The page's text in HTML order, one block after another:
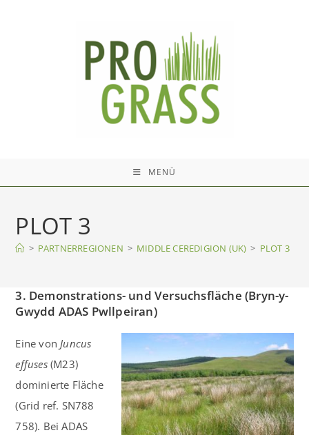
MENÜ
PLOT 3
> PARTNERREGIONEN > MIDDLE CEREDIGION (UK) > PLOT 3
3. Demonstrations- und Versuchsfläche (Bryn-y-
Gwydd ADAS Pwllpeiran)
Eine vonJuncus
effuses(M23)
dominierte Fläche
(Grid ref. SN788
758). Bei ADAS